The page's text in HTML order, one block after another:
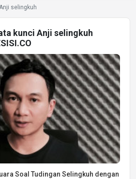
selingkuh
kunci Anji selingkuh
Soal Tudingan Selingkuh dengan